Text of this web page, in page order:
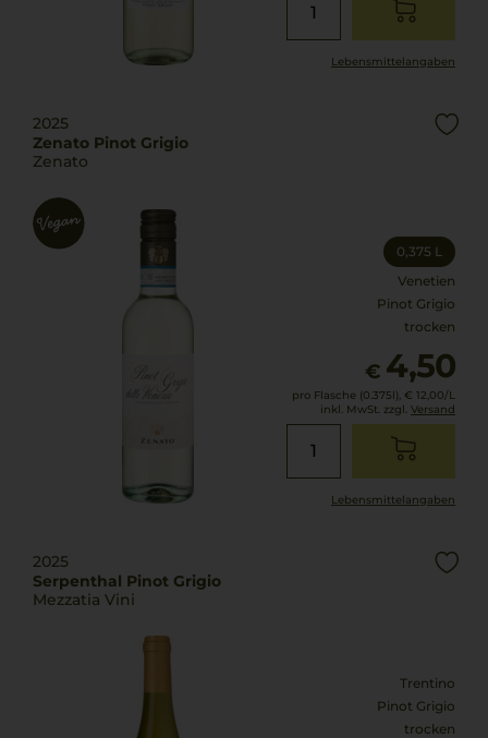
Lebensmittel­angaben
2025
Zenato Pinot Grigio
Zenato
0,375 L
Venetien
Pinot Grigio
trocken
€ 4,50
pro Flasche (0.375l), € 12,00/L
inkl. MwSt. zzgl. Versand
Lebensmittel­angaben
2025
Serpenthal Pinot Grigio
Mezzatia Vini
Trentino
Pinot Grigio
trocken